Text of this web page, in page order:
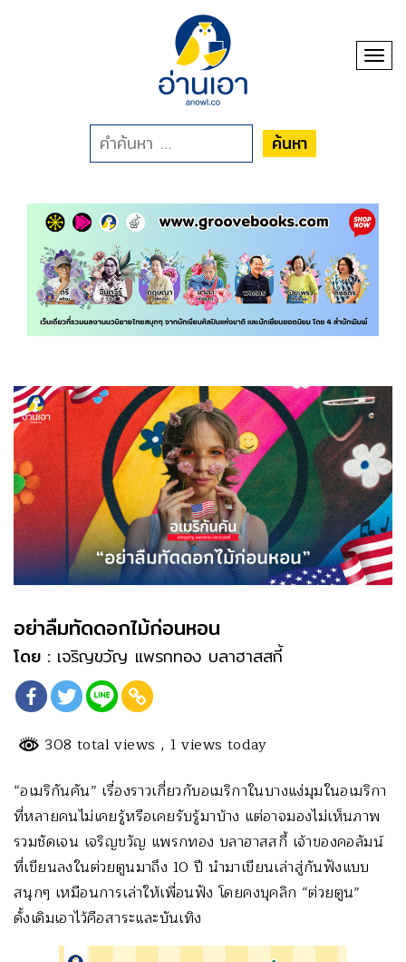
ค้นหา
อย่าลืมทัดดอกไม้ก่อนหอน
โดย : เจริญขวัญ แพรกทอง บลาฮาสสกี้
308 total views , 1 views today
“อเมริกันคัน” เรื่องราวเกี่ยวกับอเมริกาในบางแง่มุมในอเมริกา
ที่หลายคนไม่เคยรู้หรือเคยรับรู้มาบ้าง แต่อาจมองไม่เห็นภาพ
รวมชัดเจน เจริญขวัญ แพรกทอง บลาฮาสสกี้ เจ้าของคอลัมน์
ที่เขียนลงในต่วยตูนมาถึง 10 ปี นำมาเขียนเล่าสู่กันฟังแบบ
สนุกๆ เหมือนการเล่าให้เพื่อนฟัง โดยคงบุคลิก “ต่วยตูน”
ดั้งเดิมเอาไว้คือสาระและบันเทิง